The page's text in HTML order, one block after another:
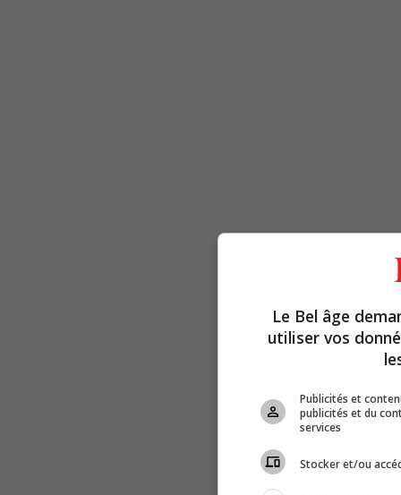
Le Bel âge
utiliser vos
Publicités et
publicités et du
services
Stocker et/ou